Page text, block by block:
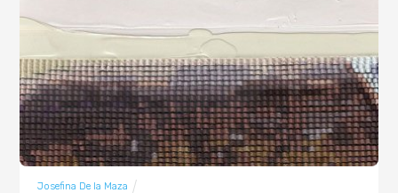
Josefina De la Maza